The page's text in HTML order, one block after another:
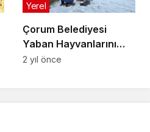
Çorum Belediyesi
Yaban Hayvanlarını
Unutmadı
Yerel
2 yıl önce